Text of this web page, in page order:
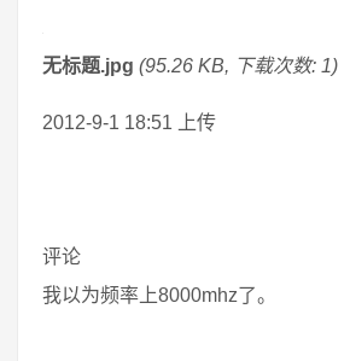
无标题.jpg (95.26 KB, 下载次数: 1)
2012-9-1 18:51 上传
评论
我以为频率上8000mhz了。